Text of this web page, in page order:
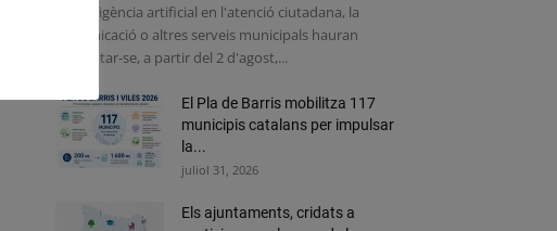
d'intel·ligència artificial en l'atenció ciutadana, la
comunicació o altres serveis municipals hauran
d'adaptar-se, a partir del 2 d'agost,...
El Pla de Barris mobilitza 117
municipis catalans per impulsar
la...
juliol 31, 2026
Els ajuntaments, cridats a